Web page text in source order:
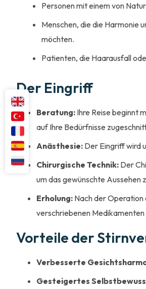
Personen mit einem von
Menschen, die die Harmonie
möchten.
Patienten, die Haarausfall
Der Eingriff
Beratung: Ihre Reise beginnt
auf Ihre Bedürfnisse
Anästhesie: Der Eingriff wird
Chirurgische Technik: Der
um das gewünschte Aussehen
Erholung: Nach der
verschriebenen
Vorteile der
Verbesserte
Gesteigertes